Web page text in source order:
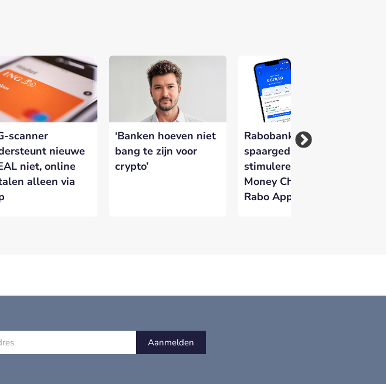
scanner
nieuwe
niet, online
alleen via
‘Banken hoeven niet
bang te zijn voor
crypto’
Rabobank wil
spaargedrag
stimuleren met
Money Challenges in
Rabo App
Aanmelden